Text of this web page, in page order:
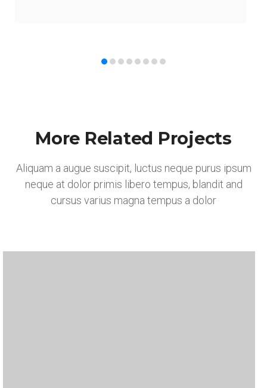
More Related Projects
Aliquam a augue suscipit, luctus neque purus ipsum
neque at dolor primis libero tempus, blandit and
cursus varius magna tempus a dolor